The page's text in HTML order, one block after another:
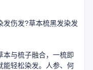
发伤发?草本梳黑发染发
本与梳子融合，一梳即
能轻松染发。人参、何